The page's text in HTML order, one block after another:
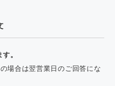
。
場合は翌営業日のご回答にな